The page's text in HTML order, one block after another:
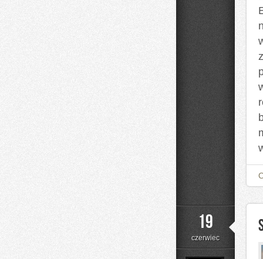
19
czerwiec